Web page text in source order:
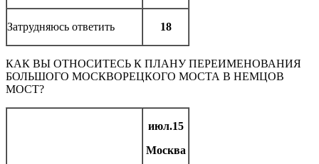
Затрудняюсь ответить 18
КАК ВЫ ОТНОСИТЕСЬ К ПЛАНУ ПЕРЕИМЕНОВАНИЯ
БОЛЬШОГО МОСКВОРЕЦКОГО МОСТА В НЕМЦОВ
МОСТ?
июл.15
Москва